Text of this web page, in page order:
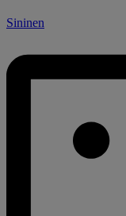
Sininen